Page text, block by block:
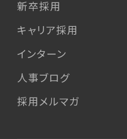
新卒採用
キャリア採用
インターン
人事ブログ
採用メルマガ